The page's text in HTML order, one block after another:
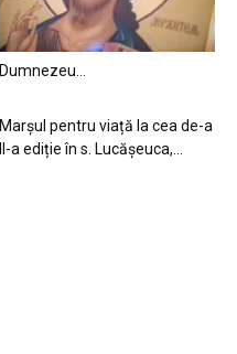
Dumnezeu…
Marșul pentru viață la cea de-a
II-a ediție în s. Lucășeuca,...